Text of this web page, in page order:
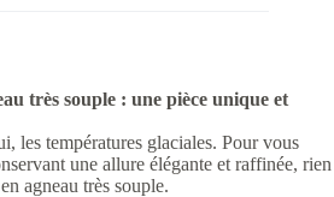
très souple : une pièce unique et
les températures glaciales. Pour vous
une allure élégante et raffinée, rien
agneau très souple.